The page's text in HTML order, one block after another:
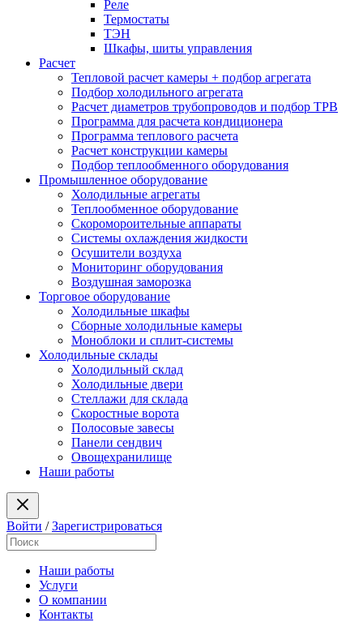
Реле
Термостаты
ТЭН
Шкафы, шиты управления
Расчет
Тепловой расчет камеры + подбор агрегата
Подбор холодильного агрегата
Расчет диаметров трубопроводов и подбор ТРВ
Программа для расчета кондиционера
Программа теплового расчета
Расчет конструкции камеры
Подбор теплообменного оборудования
Промышленное оборудование
Холодильные агрегаты
Теплообменное оборудование
Скоромороительные аппараты
Системы охлаждения жидкости
Осушители воздуха
Мониторинг оборудования
Воздушная заморозка
Торговое оборудование
Холодильные шкафы
Сборные холодильные камеры
Моноблоки и сплит-системы
Холодильные склады
Холодильный склад
Холодильные двери
Стеллажи для склада
Скоростные ворота
Полосовые завесы
Панели сендвич
Овощехранилище
Наши работы
Войти /Зарегистрироваться
Наши работы
Услуги
О компании
Контакты